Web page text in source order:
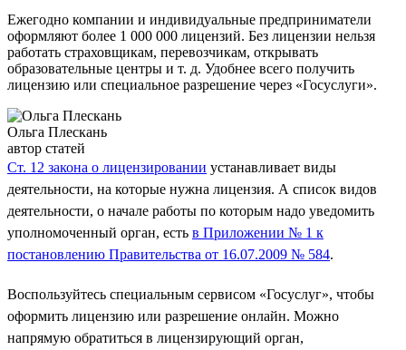
Ежегодно компании и индивидуальные предприниматели
оформляют более 1 000 000 лицензий. Без лицензии нельзя
работать страховщикам, перевозчикам, открывать
образовательные центры и т. д. Удобнее всего получить
лицензию или специальное разрешение через «Госуслуги».
Ольга Плескань
автор статей
Ст. 12 закона о лицензировании устанавливает виды
деятельности, на которые нужна лицензия. А список видов
деятельности, о начале работы по которым надо уведомить
уполномоченный орган, есть в Приложении № 1 к
постановлению Правительства от 16.07.2009 № 584.
Воспользуйтесь специальным сервисом «Госуслуг», чтобы
оформить лицензию или разрешение онлайн. Можно
напрямую обратиться в лицензирующий орган,